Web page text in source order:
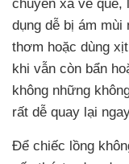
chuyển xa về quê,
dụng dễ bị ám mùi
thơm hoặc dùng
khi vẫn còn bẩn
không những
rất dễ quay lại
Để chiếc lồng